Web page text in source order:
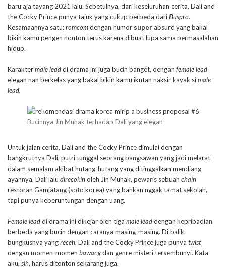
baru aja tayang 2021 lalu. Sebetulnya, dari keseluruhan cerita, Dali and
the Cocky Prince punya tajuk yang cukup berbeda dariBuspro.
Kesamaannya satu:romcomdengan humor superabsurd yang bakal
bikin kamu pengen nonton terus karena dibuat lupa sama permasalahan
hidup.
Karaktermale leaddi drama ini juga bucin banget, dengan female lead
elegan nan berkelas yang bakal bikin kamu ikutan naksir kayak simale
lead.
Bucinnya Jin Muhak terhadap Dali yang elegan
Untuk jalan cerita, Dali and the Cocky Prince dimulai dengan
bangkrutnya Dali, putri tunggal seorang bangsawan yang jadi melarat
dalam semalam akibat hutang-hutang yang ditinggalkan mendiang
ayahnya. Dali lalu direcokinoleh Jin Muhak, pewaris sebuah chain
restoran Gamjatang (soto korea) yang bahkan nggak tamat sekolah,
tapi punya keberuntungan dengan uang.
Female leaddi drama ini dikejar oleh tiga male leaddengan kepribadian
berbeda yang bucin dengan caranya masing-masing. Di balik
bungkusnya yangreceh, Dali and the Cocky Prince juga punya twist
dengan momen-momen bawangdan genre misteri tersembunyi. Kata
aku, sih, harus ditonton sekarang juga.